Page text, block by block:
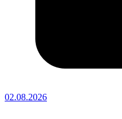
02.08.2026